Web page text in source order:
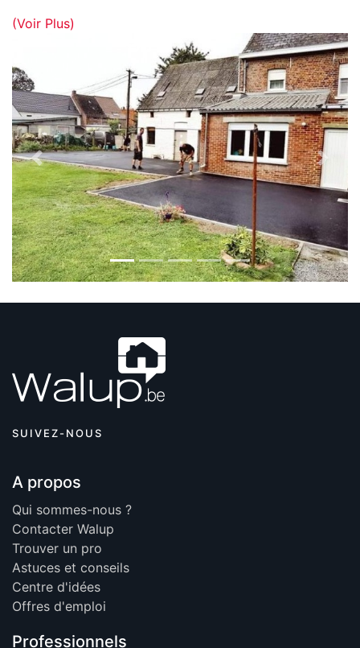
(Voir Plus)
Previous Next
SUIVEZ-NOUS
A propos
Qui sommes-nous ?
Contacter Walup
Trouver un pro
Astuces et conseils
Centre d'idées
Offres d'emploi
Professionnels